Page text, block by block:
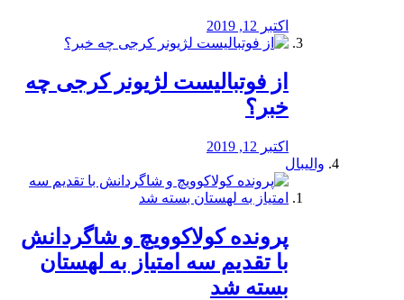
اکتبر 12, 2019
از فوتبالیست لژیونر کرجی چه
خبر؟
اکتبر 12, 2019
والیبال
پرونده کولاکوویچ و شاگردانش
با تقدیم سه امتیاز به لهستان
بسته شد